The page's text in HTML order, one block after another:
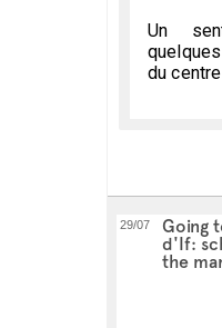
Plein
18-25
Carte
Se
Un
du
29/07
Going
d'If:
the